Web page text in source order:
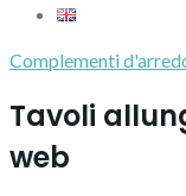
Complementi
Tavoli
web